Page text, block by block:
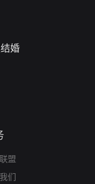
婚
盟
们